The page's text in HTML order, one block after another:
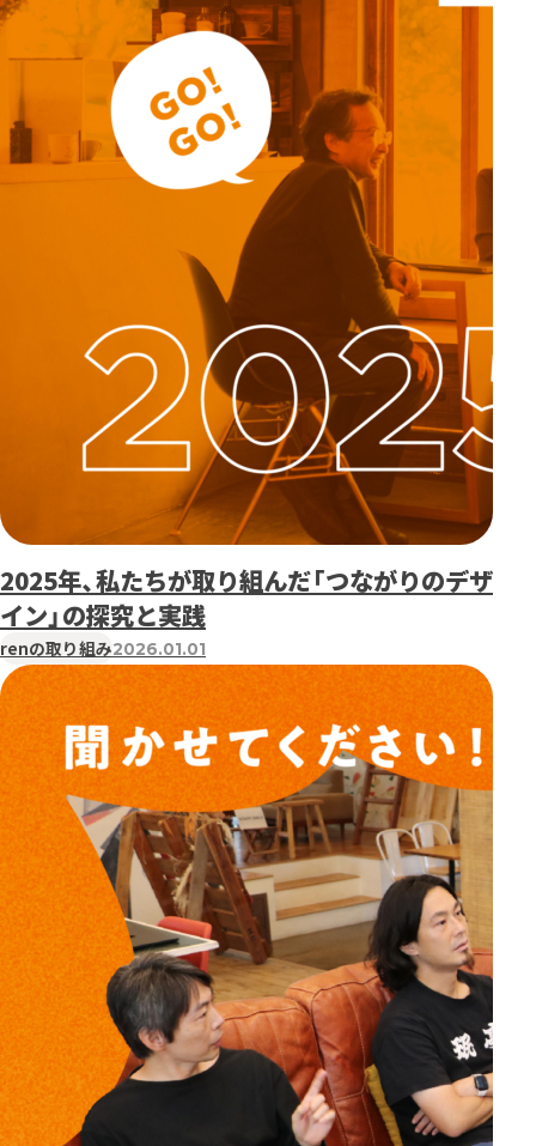
2025年、私たちが取り組んだ「つながりのデザ
イン」の探究と実践
renの取り組み2026.01.01